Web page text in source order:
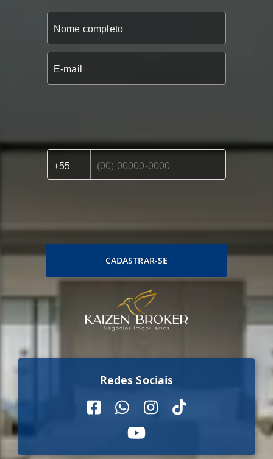
CADASTRAR-SE
Redes Sociais